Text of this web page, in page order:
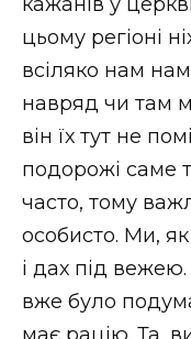
цьому регіоні
всіляко нам
навряд чи там
він їх тут не
подорожі саме
часто, тому
особисто. Ми,
і дах під
вже було